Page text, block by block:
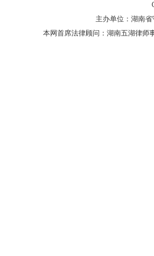
主办单位：湖南省
本网首席法律顾问：湖南五湖律师